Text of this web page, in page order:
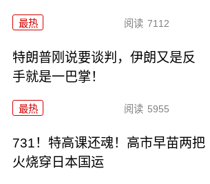
最热 阅读 7112
特朗普刚说要谈判，伊朗又是反
手就是一巴掌！
最热 阅读 5955
731！特高课还魂！高市早苗两把
火烧穿日本国运